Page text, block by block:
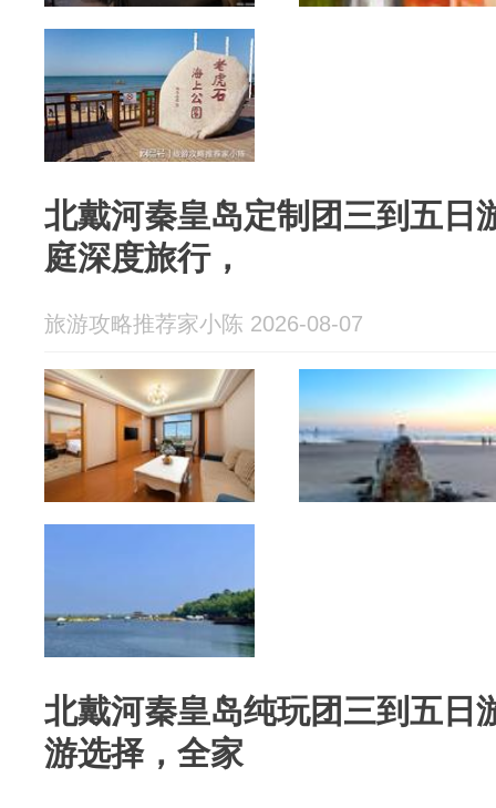
北戴河秦皇岛定制团三到五日
庭深度旅行，
旅游攻略推荐家小陈 2026-08-07
北戴河秦皇岛纯玩团三到五日
游选择，全家